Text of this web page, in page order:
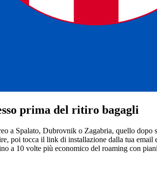
prima del ritiro bagagli
a Spalato, Dubrovnik o Zagabria, quello
poi tocca il link di installazione dalla tua
a 10 volte più economico del roaming con